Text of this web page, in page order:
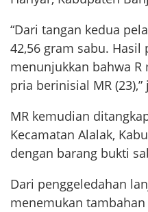
“Dari tangan kedua
42,56 gram sabu. Hasil
menunjukkan bahwa
pria berinisial MR
MR kemudian
Kecamatan Alalak,
dengan barang bukti
Dari penggeledahan
menemukan